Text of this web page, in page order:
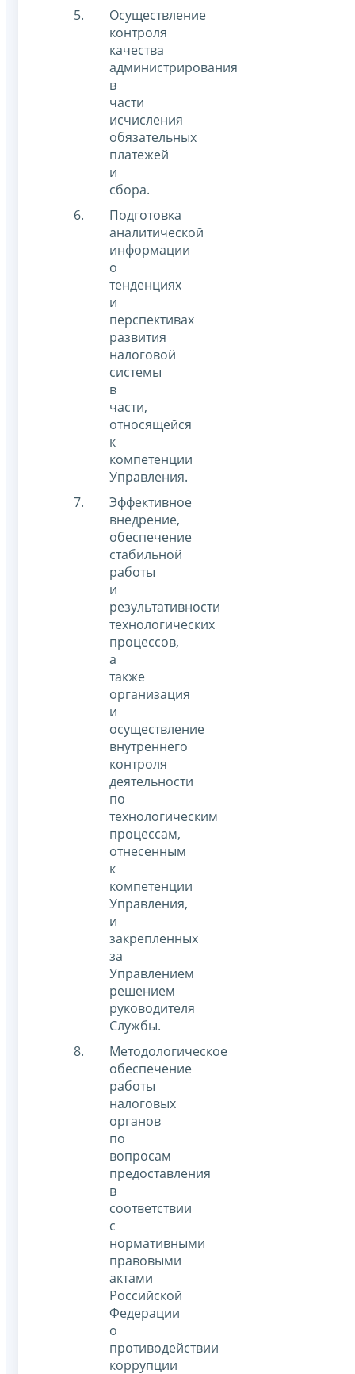
Осуществление
контроля
качества
администрирования
в
части
исчисления
обязательных
платежей
и
сбора.
Подготовка
аналитической
информации
о
тенденциях
и
перспективах
развития
налоговой
системы
в
части,
относящейся
к
компетенции
Управления.
Эффективное
внедрение,
обеспечение
стабильной
работы
и
результативности
технологических
процессов,
а
также
организация
и
осуществление
внутреннего
контроля
деятельности
по
технологическим
процессам,
отнесенным
к
компетенции
Управления,
и
закрепленных
за
Управлением
решением
руководителя
Службы.
Методологическое
обеспечение
работы
налоговых
органов
по
вопросам
предоставления
в
соответствии
с
нормативными
правовыми
актами
Российской
Федерации
о
противодействии
коррупции